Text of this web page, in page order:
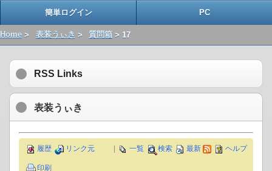
簡単ログイン PC
Home > 表装うぃき > 質問箱 > 17
RSS Links
表装うぃき
一覧 検索 最新 ヘルプ
履歴 リンク元
印刷